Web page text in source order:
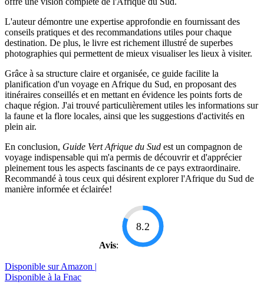
L'auteur démontre une expertise approfondie en fournissant des
conseils pratiques et des recommandations utiles pour chaque
destination. De plus, le livre est richement illustré de superbes
photographies qui permettent de mieux visualiser les lieux à visiter.
Grâce à sa structure claire et organisée, ce guide facilite la
planification d'un voyage en Afrique du Sud, en proposant des
itinéraires conseillés et en mettant en évidence les points forts de
chaque région. J'ai trouvé particulièrement utiles les informations sur
la faune et la flore locales, ainsi que les suggestions d'activités en
plein air.
En conclusion, Guide Vert Afrique du Sud est un compagnon de
voyage indispensable qui m'a permis de découvrir et d'apprécier
pleinement tous les aspects fascinants de ce pays extraordinaire.
Recommandé à tous ceux qui désirent explorer l'Afrique du Sud de
manière informée et éclairée!
Avis:
8.2
Disponible sur Amazon |
Disponible à la Fnac